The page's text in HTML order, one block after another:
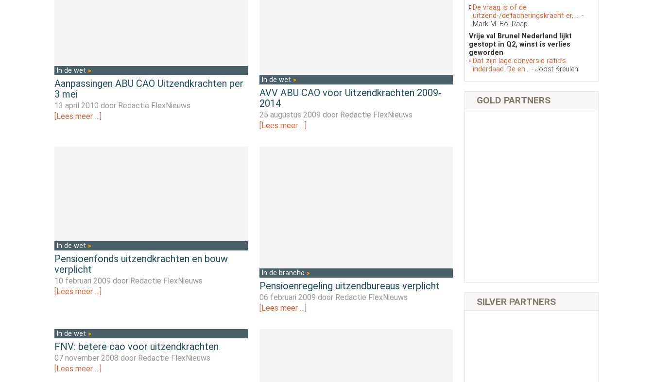
In de wet
Aanpassingen ABU CAO Uitzendkrachten per
3 mei
13 april 2010 door Redactie FlexNieuws
[Lees meer …]
In de wet
AVV ABU CAO voor Uitzendkrachten 2009-
2014
25 augustus 2009 door Redactie FlexNieuws
[Lees meer …]
In de wet
Pensioenfonds uitzendkrachten en bouw
verplicht
10 februari 2009 door Redactie FlexNieuws
[Lees meer …]
In de branche
Pensioenregeling uitzendbureaus verplicht
06 februari 2009 door Redactie FlexNieuws
[Lees meer …]
In de wet
FNV: betere cao voor uitzendkrachten
07 november 2008 door Redactie FlexNieuws
[Lees meer …]
De vraag is of de
uitzend-/detacheringskracht er, ... -
Mark M. Bol Raap
Vrije val Brunel Nederland lijkt
gestopt in Q2, winst is verlies
geworden
Dat zijn lage conversie ratio’s
inderdaad. De en... - Joost Kreulen
GOLD PARTNERS
SILVER PARTNERS